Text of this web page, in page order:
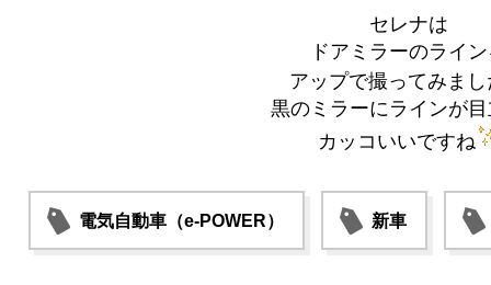
セレナは
ドアミラーのライ
アップで撮ってみまし
黒のミラーにラインが
カッコいいですね
電気自動車（e-POWER） 新車